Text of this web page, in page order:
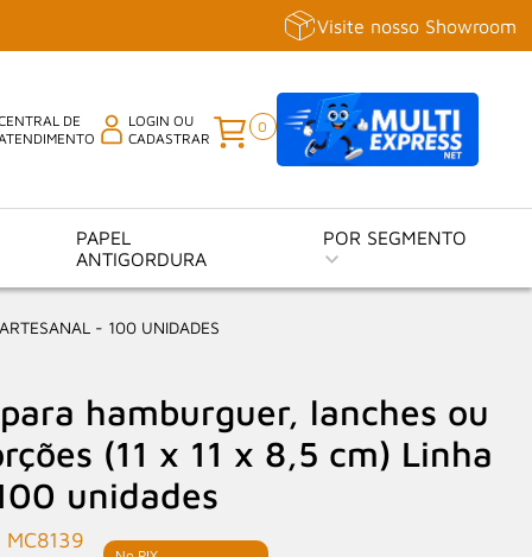
Visite nosso Showroom
DE
LOGIN OU
CADASTRAR
0
PAPEL
ANTIGORDURA
POR SEGMENTO
- 100 UNIDADES
hamburguer, lanches ou
(11 x 11 x 8,5 cm) Linha
unidades
MC8139